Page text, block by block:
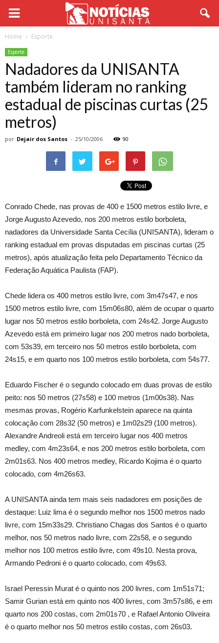
Home Esporte
Esporte
Nadadores da UNISANTA
também lideram no ranking
estadual de piscinas curtas (25
metros)
por Dejair dos Santos - 25/10/2006 90
Conrado Chede, nas provas de 400 e 1500 metros estilo livre, e
Jorge Augusto Azevedo, nos 200 metros estilo borboleta,
nadadores da Universidade Santa Cecília (UNISANTA), lideram o
ranking estadual em provas disputadas em piscinas curtas (25
metros), após atualização feita pelo Departamento Técnico da
Federação Aquática Paulista (FAP).
Chede lidera os 400 metros estilo livre, com 3m47s47, e nos
1500 metros estilo livre, com 15m06s80, além de ocupar o quarto
lugar nos 50 metros estilo borboleta, com 24s42. Jorge Augusto
Azevedo está em primeiro lugar nos 200 metros nado borboleta,
com 53s39, em terceiro nos 50 metros estilo borboleta, com
24s15, e em quarto nos 100 metros estilo borboleta, com 54s77.
Eduardo Fischer é o segundo colocado em duas provas de estilo
peito: nos 50 metros (27s58) e 100 metros (1m00s38). Nas
mesmas provas, Rogério Karfunkelstein aparece na quinta
colocação com 28s32 (50 metros) e 1m02s29 (100 metros).
Alexandre Andreoli está em terceiro lugar nos 400 metros
medley, com 4m23s64, e nos 200 metros estilo borboleta, com
2m01s63. Nos 400 metros medley, Ricardo Kojima é o quarto
colocado, com 4m26s63.
A UNISANTA ainda tem mais seis nadadores em posições de
destaque: Luiz lima é o segundo melhor nos 1500 metros nado
livre, com 15m33s29. Christiano Chagas dos Santos é o quarto
melhor, nos 50 metros nado livre, com 22s58, e o segundo
melhor nos 100 metros estilo livre, com 49s10. Nesta prova,
Armando Pedroni é o quarto colocado, com 49s63.
Israel Peressin Murat é o quinto nos 200 livres, com 1m51s71;
Samir Gurian está em quinto nos 400 livres, com 3m57s86, e em
quarto nos 200 costas, com 2m01s70 , e Rafael Antonio Oliveira
é o quarto melhor nos 50 metros estilo costas, com 26s03.